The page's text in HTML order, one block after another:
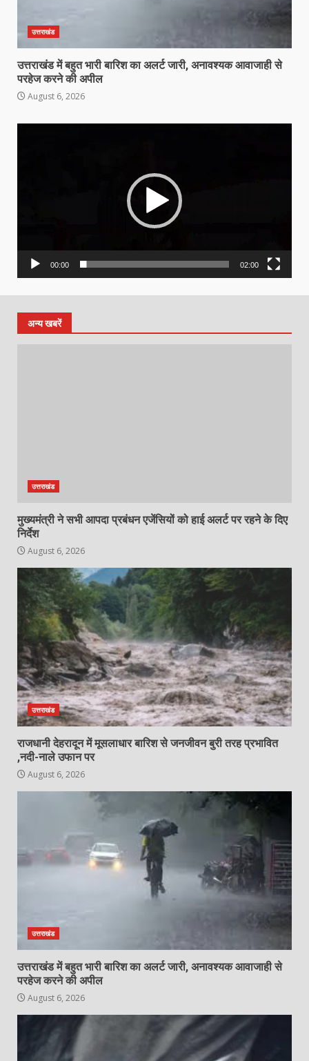
उत्तराखंड
उत्तराखंड में बहुत भारी बारिश का अलर्ट जारी, अनावश्यक आवाजाही से
परहेज करने की अपील
August 6, 2026
00:00 02:00
अन्य खबरें
उत्तराखंड
मुख्यमंत्री ने सभी आपदा प्रबंधन एजेंसियों को हाई अलर्ट पर रहने के दिए
निर्देश
August 6, 2026
उत्तराखंड
राजधानी देहरादून में मूसलाधार बारिश से जनजीवन बुरी तरह प्रभावित
,नदी-नाले उफान पर
August 6, 2026
उत्तराखंड
उत्तराखंड में बहुत भारी बारिश का अलर्ट जारी, अनावश्यक आवाजाही से
परहेज करने की अपील
August 6, 2026